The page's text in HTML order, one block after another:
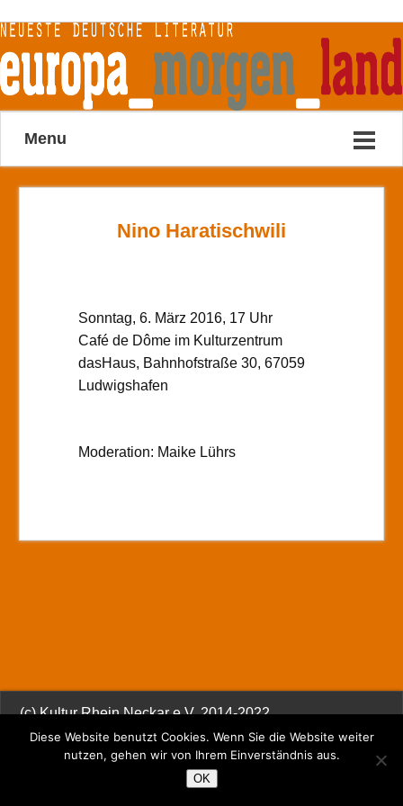
Menu
Nino Haratischwili
Sonntag, 6. März 2016, 17 Uhr
Café de Dôme im Kulturzentrum
dasHaus, Bahnhofstraße 30, 67059
Ludwigshafen
Moderation: Maike Lührs
(c) Kultur Rhein Neckar e.V. 2014-2022
Diese Website benutzt Cookies. Wenn Sie die Website weiter
nutzen, gehen wir von Ihrem Einverständnis aus.
OK